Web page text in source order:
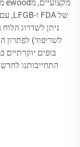
ניתן לשדרוג
בופים יוקרתיים
התחייבותנו